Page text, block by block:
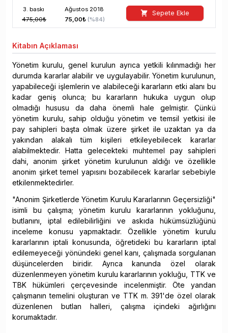
3. baskı Ağustos 2018
475,00₺ 75,00₺ (%84)
Sepete Ekle
Kitabın Açıklaması
Yönetim kurulu, genel kurulun ayrıca yetkili kılınmadığı her
durumda kararlar alabilir ve uygulayabilir. Yönetim kurulunun,
yapabileceği işlemlerin ve alabileceği kararların etki alanı bu
kadar geniş olunca; bu kararların hukuka uygun olup
olmadığı hususu da daha önemli hale gelmiştir. Çünkü
yönetim kurulu, sahip olduğu yönetim ve temsil yetkisi ile
pay sahipleri başta olmak üzere şirket ile uzaktan ya da
yakından alakalı tüm kişileri etkileyebilecek kararlar
alabilmektedir. Hatta gelecekteki muhtemel pay sahipleri
dahi, anonim şirket yönetim kurulunun aldığı ve özellikle
anonim şirket temel yapısını bozabilecek kararlar sebebiyle
etkilenmektedirler.
"Anonim Şirketlerde Yönetim Kurulu Kararlarının Geçersizliği"
isimli bu çalışma; yönetim kurulu kararlarının yokluğunu,
butlanını, iptal edilebilirliğini ve askıda hükümsüzlüğünü
inceleme konusu yapmaktadır. Özellikle yönetim kurulu
kararlarının iptali konusunda, öğretideki bu kararların iptal
edilemeyeceği yönündeki genel kanı, çalışmada sorgulanan
düşüncelerden biridir. Ayrıca kanunda özel olarak
düzenlenmeyen yönetim kurulu kararlarının yokluğu, TTK ve
TBK hükümleri çerçevesinde incelenmiştir. Öte yandan
çalışmanın temelini oluşturan ve TTK m. 391'de özel olarak
düzenlenen butlan halleri, çalışma içindeki ağırlığını
korumaktadır.